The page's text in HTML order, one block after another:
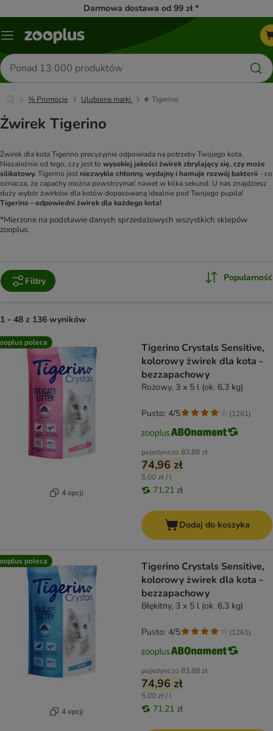
Darmowa dostawa od 99 zł *
Menu
Szukaj
produktów
% Promocje Ulubione marki ★ Tigerino
Żwirek Tigerino
Żwirek dla kota Tigerino precyzyjnie odpowiada na potrzeby Twojego kota.
Niezależnie od tego, czy jest to wysokiej jakości żwirek zbrylający się, czy może
silikatowy.Tigerino jest niezwykle chłonny, wydajny i hamuje rozwój bakterii - co
oznacza, że zapachy można powstrzymać nawet w kilka sekund. U nas znajdziesz
duży wybór żwirków dla kotów dopasowaną idealnie pod Twojego pupila!
Tigerino - odpowiedni żwirek dla każdego kota!
*Mierzone na podstawie danych sprzedażowych wszystkich sklepów
zooplus.
Filtry Popularność
1 - 48 z 136 wyników
product items have been changed
poleca
4 opcji
Tigerino Crystals Sensitive,
kolorowy żwirek dla kota -
bezzapachowy
Rożowy, 3 x 5 l (ok. 6,3 kg)
pojedynczo 83,88 zł
74,96 zł
5,00 zł / l
71,21 zł
Pusto: 4/5 (1261)
Dodaj do koszyka
poleca
4 opcji
Tigerino Crystals Sensitive,
kolorowy żwirek dla kota -
bezzapachowy
Błękitny, 3 x 5 l (ok. 6,3 kg)
pojedynczo 83,88 zł
74,96 zł
5,00 zł / l
71,21 zł
Pusto: 4/5 (1261)